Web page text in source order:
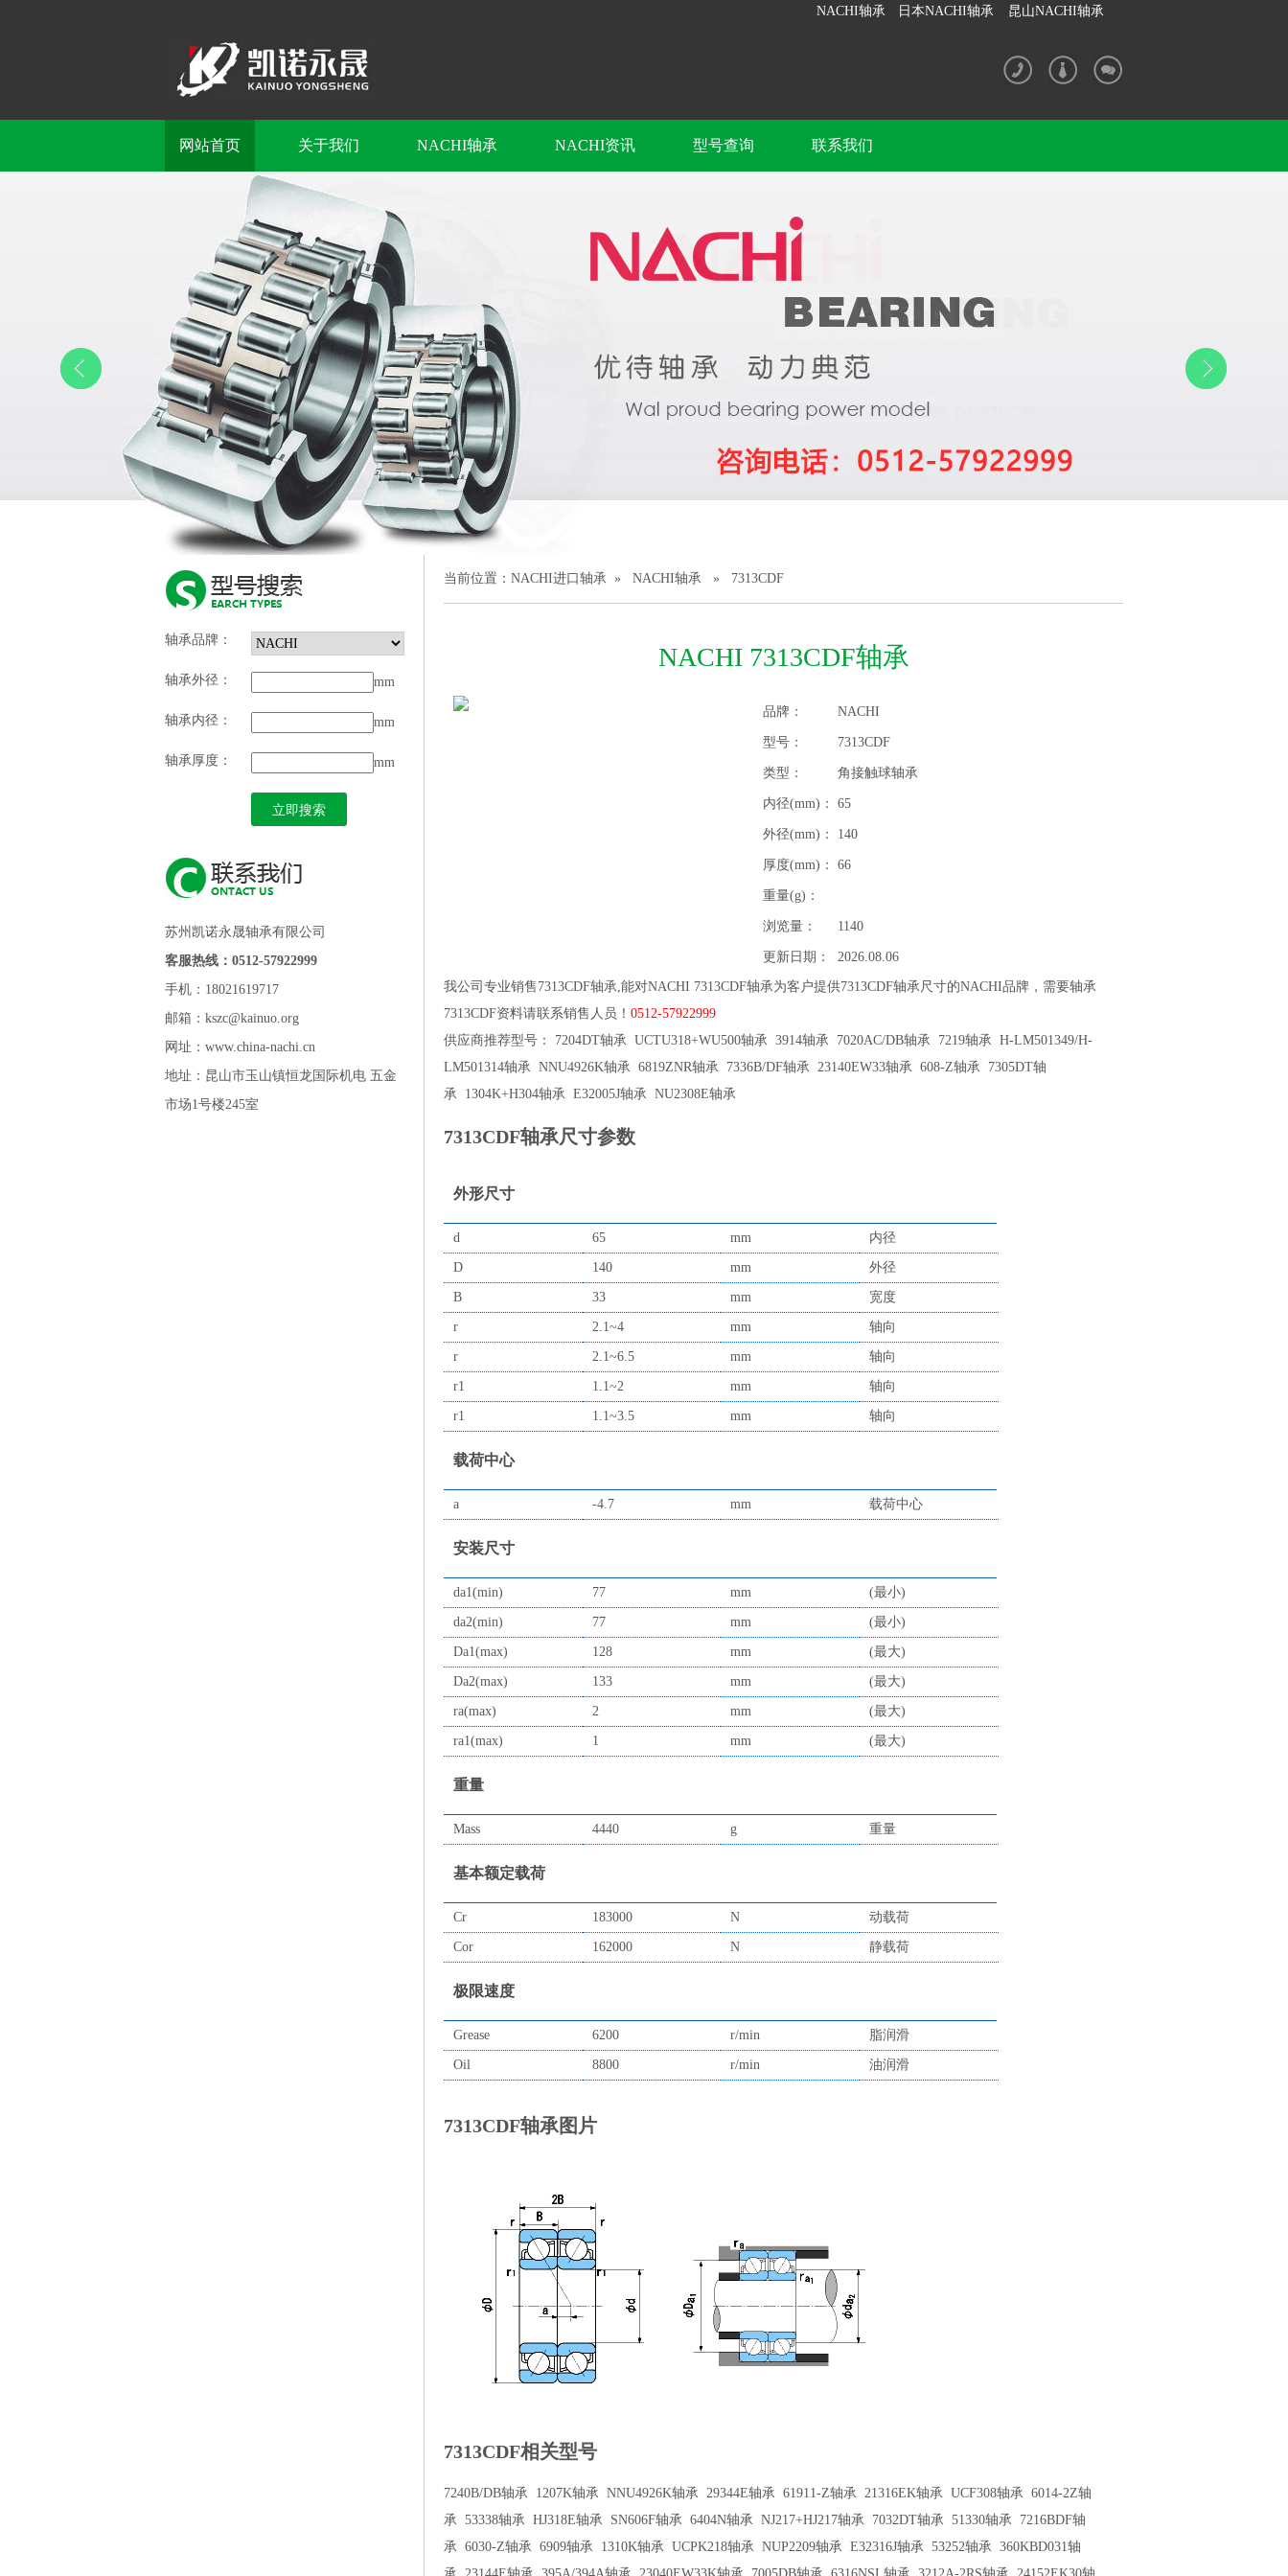
NACHI轴承 日本NACHI轴承 昆山NACHI轴承
网站首页 关于我们 NACHI轴承 NACHI资讯 型号查询 联系我们
轴承品牌：
轴承外径： mm
轴承内径： mm
轴承厚度： mm
苏州凯诺永晟轴承有限公司
客服热线：0512-57922999
手机：18021619717
邮箱：kszc@kainuo.org
网址：www.china-nachi.cn
地址：昆山市玉山镇恒龙国际机电 五金
市场1号楼245室
当前位置： NACHI进口轴承 » NACHI轴承 » 7313CDF
NACHI 7313CDF轴承
品牌： NACHI
型号： 7313CDF
类型： 角接触球轴承
内径(mm)： 65
外径(mm)： 140
厚度(mm)： 66
重量(g)：
浏览量： 1140
更新日期： 2026.08.06
我公司专业销售7313CDF轴承,能对NACHI 7313CDF轴承为客户提供7313CDF轴承尺寸的NACHI品牌，需要轴承
7313CDF资料请联系销售人员！ 0512-57922999
供应商推荐型号： 7204DT轴承 UCTU318+WU500轴承 3914轴承 7020AC/DB轴承 7219轴承 H-LM501349/H-
LM501314轴承 NNU4926K轴承 6819ZNR轴承 7336B/DF轴承 23140EW33轴承 608-Z轴承 7305DT轴
承 1304K+H304轴承 E32005J轴承 NU2308E轴承
7313CDF轴承尺寸参数
外形尺寸
d 65 mm 内径
D 140 mm 外径
B 33 mm 宽度
r 2.1~4 mm 轴向
r 2.1~6.5 mm 轴向
r1 1.1~2 mm 轴向
r1 1.1~3.5 mm 轴向
载荷中心
a -4.7 mm 载荷中心
安装尺寸
da1(min) 77 mm (最小)
da2(min) 77 mm (最小)
Da1(max) 128 mm (最大)
Da2(max) 133 mm (最大)
ra(max) 2 mm (最大)
ra1(max) 1 mm (最大)
重量
Mass 4440 g 重量
基本额定载荷
Cr 183000 N 动载荷
Cor 162000 N 静载荷
极限速度
Grease 6200 r/min 脂润滑
Oil 8800 r/min 油润滑
7313CDF轴承图片
7313CDF相关型号
7240B/DB轴承 1207K轴承 NNU4926K轴承 29344E轴承 61911-Z轴承 21316EK轴承 UCF308轴承 6014-2Z轴
承 53338轴承 HJ318E轴承 SN606F轴承 6404N轴承 NJ217+HJ217轴承 7032DT轴承 51330轴承 7216BDF轴
承 6030-Z轴承 6909轴承 1310K轴承 UCPK218轴承 NUP2209轴承 E32316J轴承 53252轴承 360KBD031轴